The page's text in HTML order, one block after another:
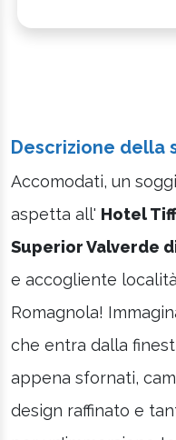
Descrizione della
Accomodati, un
aspetta all' Hotel
Superior Valverde
e accogliente
Romagnola!
che entra dalla
appena sfornati,
design raffinato e